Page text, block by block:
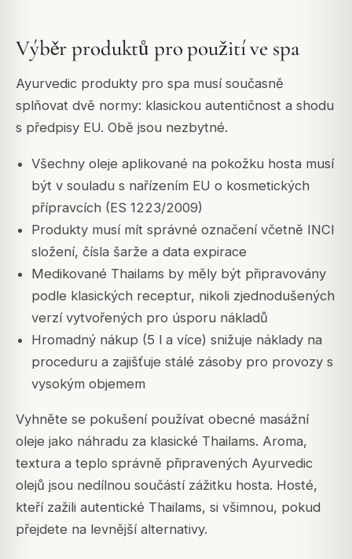
Výběr produktů pro použití ve spa
Ayurvedic produkty pro spa musí současně
splňovat dvě normy: klasickou autentičnost a shodu
s předpisy EU. Obě jsou nezbytné.
Všechny oleje aplikované na pokožku hosta musí
být v souladu s nařízením EU o kosmetických
přípravcích (ES 1223/2009)
Produkty musí mít správné označení včetně INCI
složení, čísla šarže a data expirace
Medikované Thailams by měly být připravovány
podle klasických receptur, nikoli zjednodušených
verzí vytvořených pro úsporu nákladů
Hromadný nákup (5 l a více) snižuje náklady na
proceduru a zajišťuje stálé zásoby pro provozy s
vysokým objemem
Vyhněte se pokušení používat obecné masážní
oleje jako náhradu za klasické Thailams. Aroma,
textura a teplo správně připravených Ayurvedic
olejů jsou nedílnou součástí zážitku hosta. Hosté,
kteří zažili autentické Thailams, si všimnou, pokud
přejdete na levnější alternativy.